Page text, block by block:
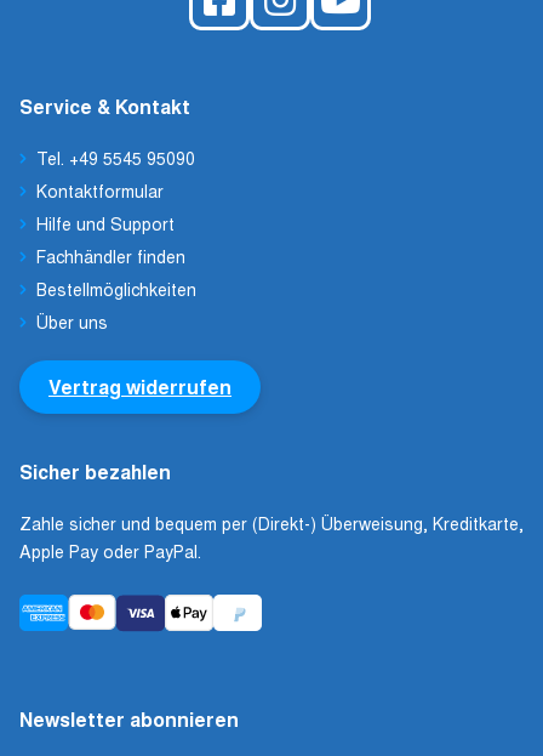
Service & Kontakt
Tel. +49 5545 95090
Kontaktformular
Hilfe und Support
Fachhändler finden
Bestellmöglichkeiten
Über uns
Vertrag widerrufen
Sicher bezahlen
Zahle sicher und bequem per (Direkt-) Überweisung, Kreditkarte,
Apple Pay oder PayPal.
Newsletter abonnieren